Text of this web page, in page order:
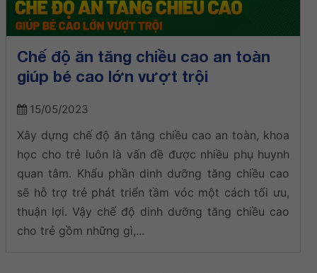
Chế độ ăn tăng chiều cao an toàn
giúp bé cao lớn vượt trội
15/05/2023
Xây dựng chế độ ăn tăng chiều cao an toàn, khoa
học cho trẻ luôn là vấn đề được nhiều phụ huynh
quan tâm. Khẩu phần dinh dưỡng tăng chiều cao
sẽ hỗ trợ trẻ phát triển tầm vóc một cách tối ưu,
thuận lợi. Vậy chế độ dinh dưỡng tăng chiều cao
cho trẻ gồm những gì,...